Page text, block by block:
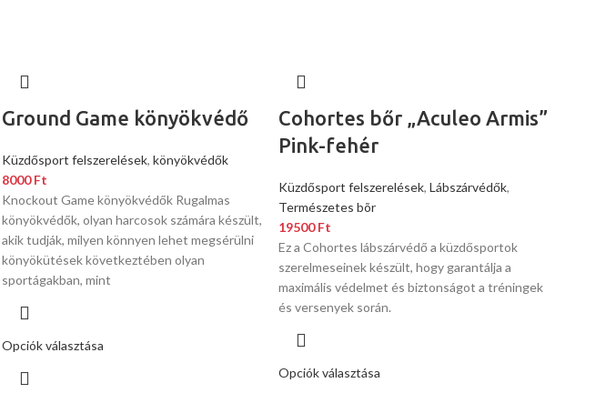
Ground Game könyökvédő
Küzdősport felszerelések, könyökvédők
8000Ft
Knockout Game könyökvédők Rugalmas
könyökvédők, olyan harcosok számára készült,
akik tudják, milyen könnyen lehet megsérülni
könyökütések következtében olyan
sportágakban, mint
Opciók választása
Cohortes bőr „Aculeo Armis”
Pink-fehér
Küzdősport felszerelések,Lábszárvédők,
Természetes bõr
19500Ft
Ez a Cohortes lábszárvédő a küzdősportok
szerelmeseinek készült, hogy garantálja a
maximális védelmet és biztonságot a tréningek
és versenyek során.
Opciók választása